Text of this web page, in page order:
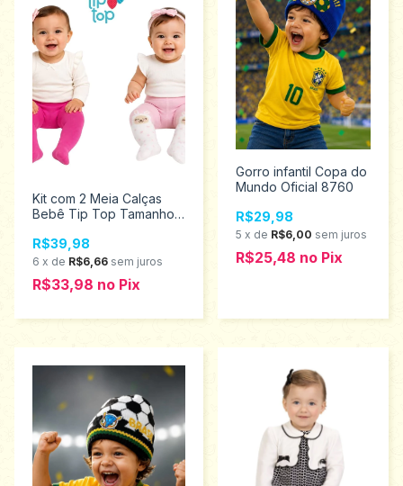
Kit com 2 Meia Calças
Bebê Tip Top Tamanho
R$39,98
6 x de R$6,66 sem juros
R$33,98 no Pix
Gorro infantil Copa do
Mundo Oficial 8760
R$29,98
5 x de R$6,00 sem juros
R$25,48 no Pix